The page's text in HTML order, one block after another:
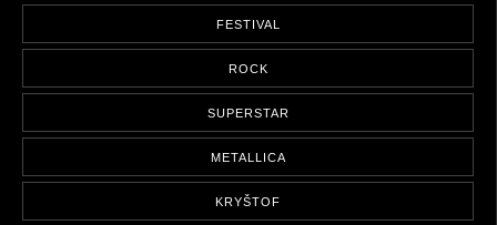
FESTIVAL
ROCK
SUPERSTAR
METALLICA
KRYŠTOF